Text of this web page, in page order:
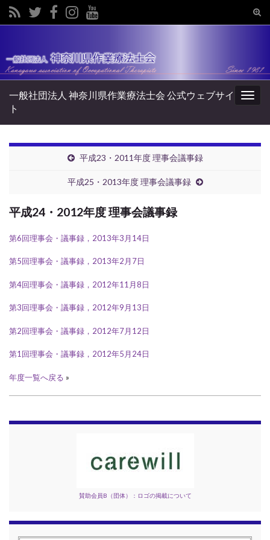
一般社団法人 神奈川県作業療法士会 公式ウェブサイ
ト
平成23・2011年度 理事会議事録
平成25・2013年度 理事会議事録
平成24・2012年度 理事会議事録
第6回理事会・議事録，2013年3月14日
第5回理事会・議事録，2013年2月7日
第4回理事会・議事録，2012年11月8日
第3回理事会・議事録，2012年9月13日
第2回理事会・議事録，2012年7月12日
第1回理事会・議事録，2012年5月24日
年度一覧へ戻る »
賛助会員B（団体）：ロゴの掲載について